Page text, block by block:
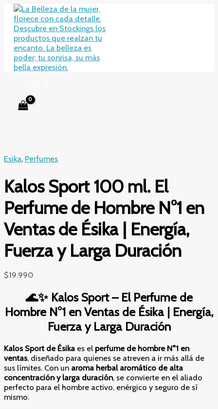
contenido
Esika, Perfumes
Kalos Sport 100 ml. El
Perfume de Hombre N°1 en
Ventas de Ésika | Energía,
Fuerza y Larga Duración
$19.990
🌊✨ Kalos Sport – El Perfume de
Hombre N°1 en Ventas de Ésika | Energía,
Fuerza y Larga Duración
Kalos Sport de Ésika es el perfume de hombre N°1 en
ventas, diseñado para quienes se atreven a ir más allá de
sus límites. Con un aroma herbal aromático de alta
concentración y larga duración, se convierte en el aliado
perfecto para el hombre activo, enérgico y seguro de sí
mismo.